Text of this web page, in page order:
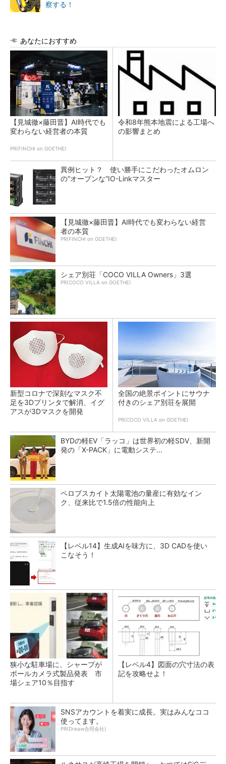
察する！
あなたにおすすめ
【見城徹×藤田晋】AI時代でも
変わらない経営者の本質
PR(FINCHI on GOETHE)
令和8年熊本地震による工場へ
の影響まとめ
異例ヒット？ 使い勝手にこだわったオムロン
の“オープンな”IO-Linkマスター
【見城徹×藤田晋】AI時代でも変わらない経営
者の本質
PR(FINCHI on GOETHE)
シェア別荘「COCO VILLA Owners」3選
PR(COCO VILLA on GOETHE)
新型コロナで深刻なマスク不
足を3Dプリンタで解消、イグ
アスが3Dマスクを開発
全国の絶景ポイントにサウナ
付きのシェア別荘を展開
PR(COCO VILLA on GOETHE)
BYDの軽EV「ラッコ」は世界初の軽SDV、新開
発の「X-PACK」に電動システ...
ペロブスカイト太陽電池の量産に有効なイン
ク、従来比で1.5倍の性能向上
【レベル14】生成AIを味方に、3D CADを使い
こなそう！
狭小な駐車場に、シャープが
ポールカメラ式製品発表 市
場シェア10％目指す
【レベル4】図面の穴寸法の表
記を攻略せよ！
SNSアカウントを着実に成長。実はみんなココ
使ってます。
PR(Dreaw合同会社)